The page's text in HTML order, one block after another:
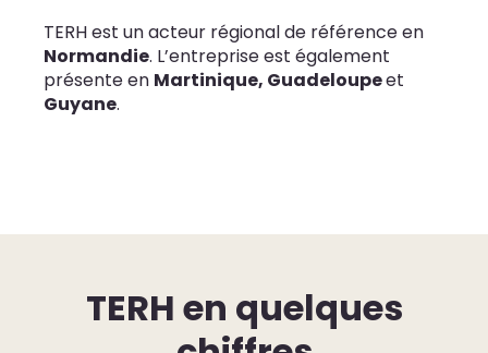
TERH est un acteur régional de référence en
Normandie. L’entreprise est également
présente en Martinique, Guadeloupeet
Guyane.
TERH en quelques